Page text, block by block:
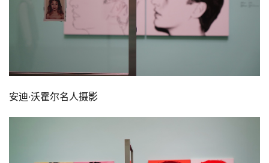
安迪·沃霍尔名人摄影